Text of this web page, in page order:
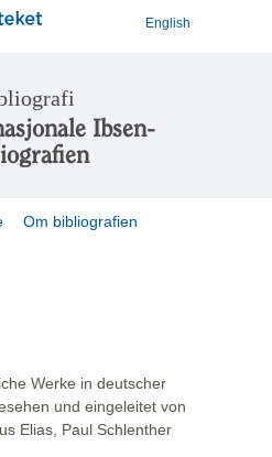
English
Ibsen-
Om bibliografien
Werke in deutscher
und eingeleitet von
Elias, Paul Schlenther